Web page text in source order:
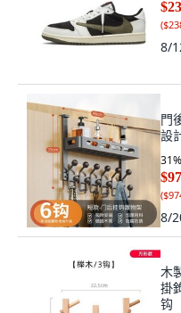
(
8/
門
設
31%
(
8/
木
掛
钩